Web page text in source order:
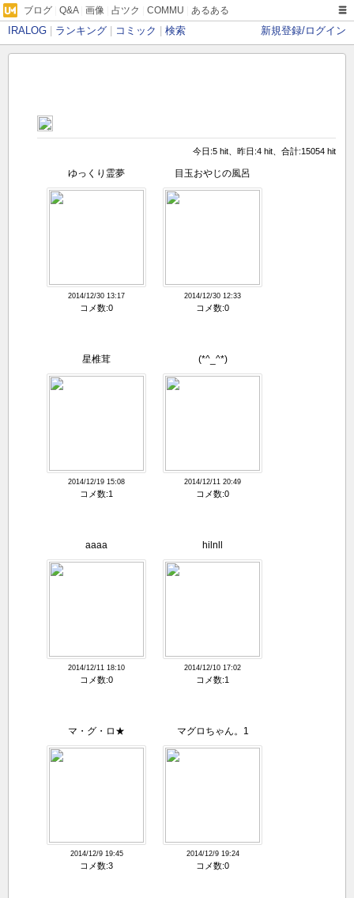
ブログ Q&A| 画像 占ツク COMMU あるある
IRALOG ランキング コミック 検索 新規登録/ログイン
今日:5 hit、昨日:4 hit、合計:15054 hit
ゆっくり霊夢
2014/12/30 13:17
コメ数:0
目玉おやじの風呂
2014/12/30 12:33
コメ数:0
星椎茸
2014/12/19 15:08
コメ数:1
(*^_^*)
2014/12/11 20:49
コメ数:0
aaaa
2014/12/11 18:10
コメ数:0
hilnll
2014/12/10 17:02
コメ数:1
マ・グ・ロ★
2014/12/9 19:45
コメ数:3
マグロちゃん。1
2014/12/9 19:24
コメ数:0